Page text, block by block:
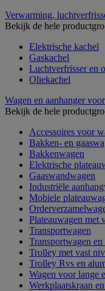
Verwarming,
Bekijk de hele
Elektrische kachel
Gaskachel
Luchtverfrisser en
Oliekachel
Wagen en aanhanger
Bekijk de hele
Accessoires voor
Bakken- en
Bakkenwagen
Elektrische
Gaaswandwagen
Industriële
Mobiele
Plateauwagen met
Transportwagen
Transportwagen
Trolley met vast
Trolley Rvs en
Wagen voor lange
Werkplaatskraan